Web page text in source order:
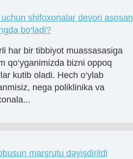
shifoxonalar devori asosan
bo‘ladi?
har bir tibbiyot muassasasiga
qo‘yganimizda bizni oppoq
kutib oladi. Hech o‘ylab
nega poliklinika va
marşrutu dəyişdirildi